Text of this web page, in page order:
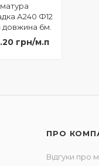
А240 Ф12
6м.
грн/м.п
ПРО
Відгуки про